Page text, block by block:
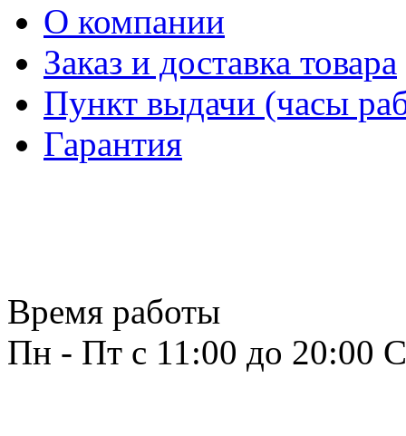
О компании
Заказ и доставка товара
Пункт выдачи (часы
Гарантия
Время работы
Пн - Пт с 11:00 до 20:00